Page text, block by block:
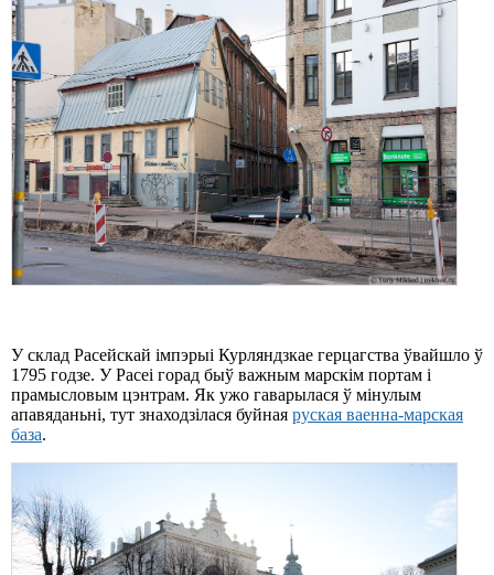
У склад Расейскай імпэрыі Курляндзкае герцагства ўвайшло ў
1795 годзе. У Расеі горад быў важным марскім портам і
прамысловым цэнтрам. Як ужо гаварылася ў мінулым
апавяданьні, тут знаходзілася буйная руская ваенна-марская
база.